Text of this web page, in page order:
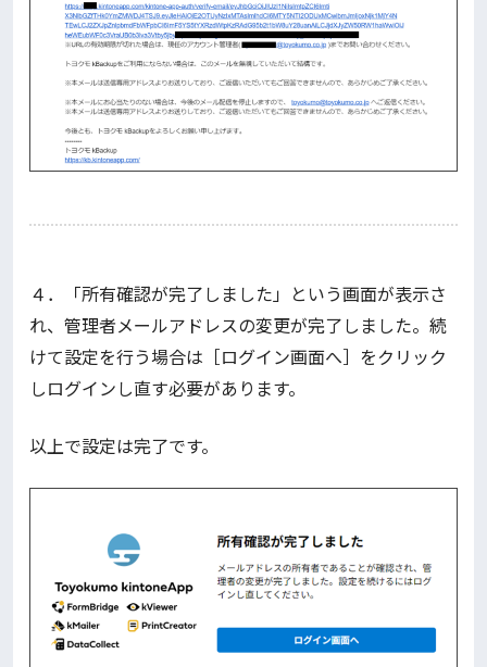
４．「所有確認が完了しました」という画面が表示さ
れ、管理者メールアドレスの変更が完了しました。続
けて設定を行う場合は［ログイン画面へ］をクリック
しログインし直す必要があります。
以上で設定は完了です。